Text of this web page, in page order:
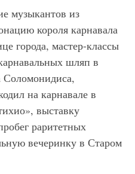
музыкантов из
короля карнавала
города, мастер-классы
шляп в
Соломонидиса,
на карнавале в
выставку
раритетных
вечеринку в Старом